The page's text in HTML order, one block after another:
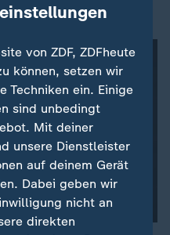
von ZDF, ZDFheute
können, setzen wir
Techniken ein. Einige
sind unbedingt
Mit deiner
unsere Dienstleister
auf deinem Gerät
Dabei geben wir
nicht an
direkten